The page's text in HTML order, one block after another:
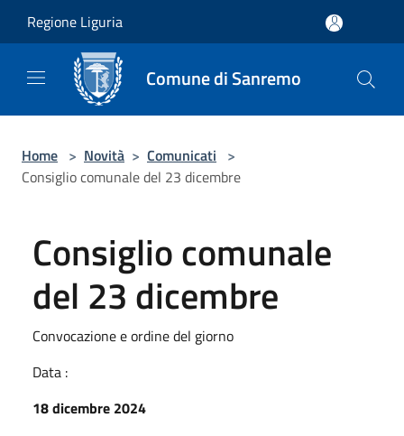
Regione Liguria
Comune di Sanremo
Home > Novità > Comunicati >
Consiglio comunale del 23 dicembre
Consiglio comunale
del 23 dicembre
Convocazione e ordine del giorno
Data :
18 dicembre 2024